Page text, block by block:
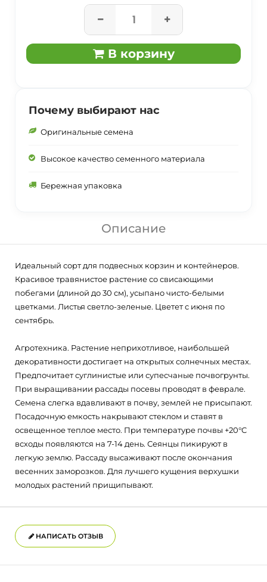
В корзину
Почему выбирают нас
Оригинальные семена
Высокое качество семенного материала
Бережная упаковка
Описание
Идеальный сорт для подвесных корзин и контейнеров.
Красивое травянистое растение со свисающими
побегами (длиной до 30 см), усыпано чисто-белыми
цветками. Листья светло-зеленые. Цветет с июня по
сентябрь.
Агротехника. Растение неприхотливое, наибольшей
декоративности достигает на открытых солнечных местах.
Предпочитает суглинистые или супесчаные почвогрунты.
При выращивании рассады посевы проводят в феврале.
Семена слегка вдавливают в почву, землей не присыпают.
Посадочную емкость накрывают стеклом и ставят в
освещенное теплое место. При температуре почвы +20°C
всходы появляются на 7-14 день. Сеянцы пикируют в
легкую землю. Рассаду высаживают после окончания
весенних заморозков. Для лучшего кущения верхушки
молодых растений прищипывают.
НАПИСАТЬ ОТЗЫВ